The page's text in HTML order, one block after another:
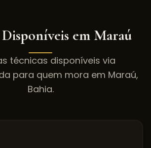
em Maraú
técnicas disponíveis via
para quem mora em Maraú,
Bahia.